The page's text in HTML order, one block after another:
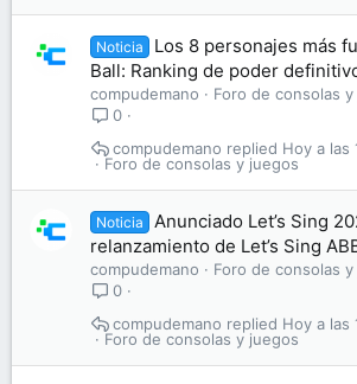
Noticia
Los 8 personajes más
Ball: Ranking de poder
compudemano
Foro de consolas
0
Foro de consolas y juegos
Hoy a las
compudemano
Noticia
Anunciado Let’s Sing
relanzamiento de Let’s Sing
compudemano
Foro de consolas
0
Foro de consolas y juegos
Hoy a las
compudemano